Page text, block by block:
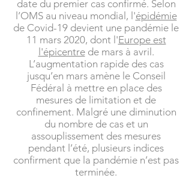
date du premier cas confirmé. Selon
l’OMS au niveau mondial, l'épidémie
de Covid-19 devient une pandémie le
11 mars 2020, dont l'Europe est
l'épicentrede mars à avril.
L’augmentation rapide des cas
jusqu’en mars amène le Conseil
Fédéral à mettre en place des
mesures de limitation et de
confinement. Malgré une diminution
du nombre de cas et un
assouplissement des mesures
pendant l’été, plusieurs indices
confirment que la pandémie n’est pas
terminée.